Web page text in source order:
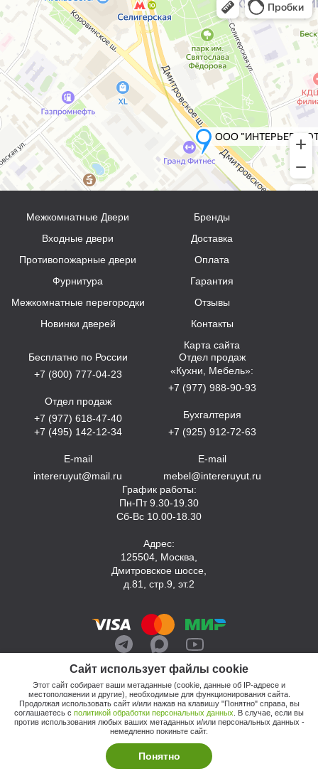
Сайт использует файлы cookie
Этот сайт собирает ваши метаданные (cookie, данные об IP-адресе и
местоположении и другие), необходимые для функционирования сайта.
Продолжая использовать сайт и/или нажав на клавишу "Понятно" справа, вы
соглашаетесь с политикой обработки персональных данных . В случае, если вы
против использования любых ваших метаданных и/или персональных данных -
немедленно покиньте сайт.
Понятно
Межкомнатные Двери
Входные двери
Противопожарные двери
Фурнитура
Межкомнатные перегородки
Новинки дверей
Бренды
Доставка
Оплата
Гарантия
Отзывы
Контакты
Карта сайта
Бесплатно по России
+7 (800) 777-04-23
Отдел продаж
+7 (977) 618-47-40
+7 (495) 142-12-34
E-mail
intereruyut@mail.ru
Отдел продаж
«Кухни, Мебель»:
+7 (977) 988-90-93
Бухгалтерия
+7 (925) 912-72-63
E-mail
mebel@intereruyut.ru
График работы:
Пн-Пт 9.30-19.30
Сб-Вс 10.00-18.30
Адрес:
125504, Москва,
Дмитровское шоссе,
д.81, стр.9, эт.2
© 2026, Компания «Интерьер Уют»
Политика обработки персональных данных
Этот сайт продвигает: Кузнецов Анатолий